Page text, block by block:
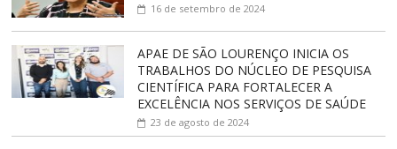
16 de setembro de 2024
APAE DE SÃO LOURENÇO INICIA OS
TRABALHOS DO NÚCLEO DE PESQUISA
CIENTÍFICA PARA FORTALECER A
EXCELÊNCIA NOS SERVIÇOS DE SAÚDE
23 de agosto de 2024